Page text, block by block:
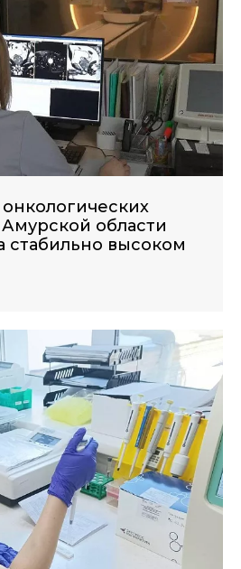
области
стабильно высоком